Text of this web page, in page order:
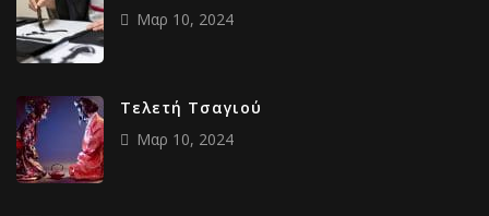
Μαρ 10, 2024
Tελετή Τσαγιού
Μαρ 10, 2024